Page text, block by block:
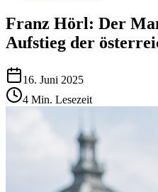
Franz Hörl: Der
Aufstieg der
16. Juni 2025
4 Min. Lesezeit